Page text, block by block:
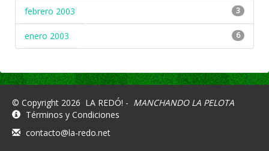
febrero 2003 3
enero 2003 6
© Copyright 2026 LA REDÓ! - MANCHANDO LA PELOTA
Términos y Condiciones
contacto@la-redo.net